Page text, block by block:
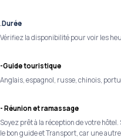
.Durée
Vérifiez la disponibilité pour voir les
-Guide touristique
Anglais, espagnol, russe, chinois,
- Réunion et ramassage
Soyez prêt à la réception de votre
le bon guide et Transport, car une